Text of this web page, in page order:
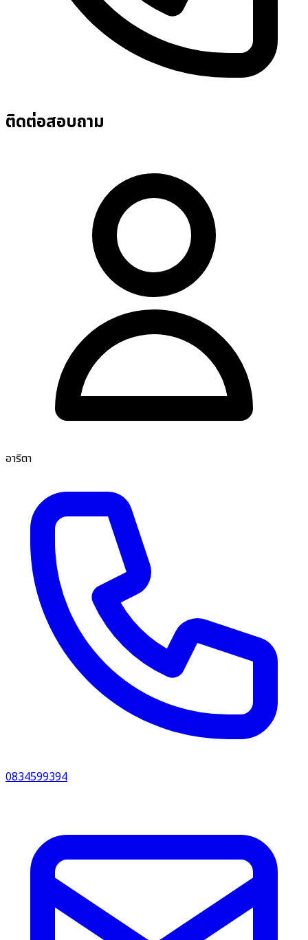
ติดต่อสอบถาม
อาริตา
0834599394